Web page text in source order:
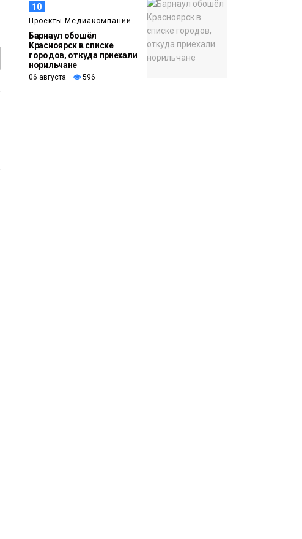
10
Проекты Медиакомпании
Барнаул обошёл
Красноярск в списке
городов, откуда приехали
норильчане
06 августа 596